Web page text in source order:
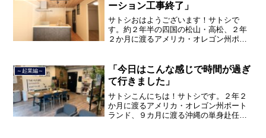
ーション工事終了」
サトシおはようございます！サトシで
す。約２年半の四国の松山・高松、２年
２か月に渡るアメリカ・オレゴン州ポー
間のサラリーマン人生に終止符を打ちま
した。２０２１年３月９日よ...
～起業編～
「今日はこんな感じで時間が過ぎ
て行きました」
サトシこんにちは！サトシです。２年２
か月に渡るアメリカ・オレゴン州ポート
ランド、９カ月に渡る沖縄の単身赴任の